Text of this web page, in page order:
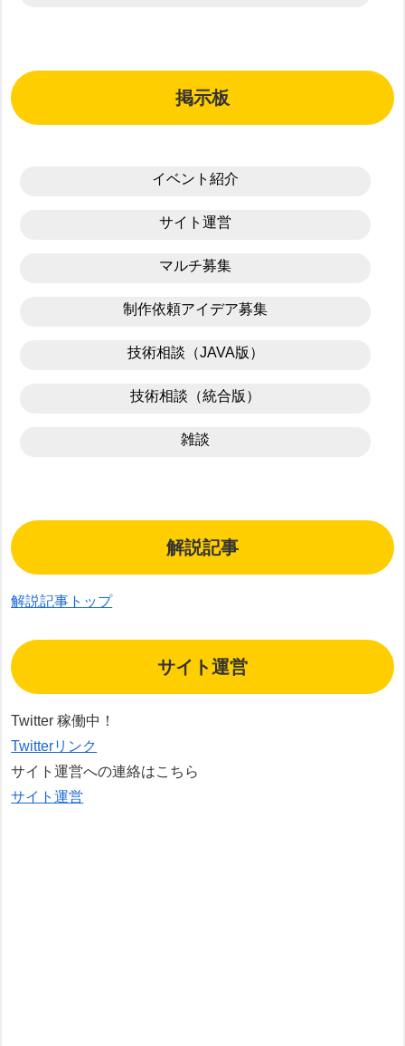
掲示板
イベント紹介
サイト運営
マルチ募集
制作依頼アイデア募集
技術相談（JAVA版）
技術相談（統合版）
雑談
解説記事
解説記事トップ
サイト運営
Twitter 稼働中！
Twitterリンク
サイト運営への連絡はこちら
サイト運営